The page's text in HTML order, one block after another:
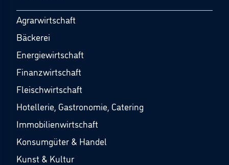
Agrarwirtschaft
Bäckerei
Energiewirtschaft
Finanzwirtschaft
Fleischwirtschaft
Hotellerie, Gastronomie, Catering
Immobilienwirtschaft
Konsumgüter & Handel
Kunst & Kultur